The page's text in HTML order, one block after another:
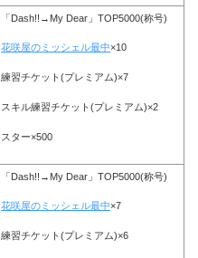
「Dash!!→My Dear」TOP5000(称号)
花咲屋のミッシェル最中×10
練習チケット(プレミアム)×7
スキル練習チケット(プレミアム)×2
スター×500
「Dash!!→My Dear」TOP5000(称号)
花咲屋のミッシェル最中×7
練習チケット(プレミアム)×6